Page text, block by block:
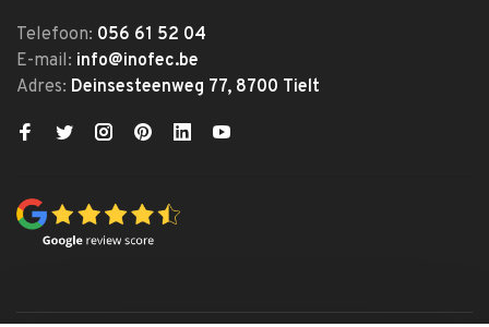
Telefoon: 056 61 52 04
E-mail: info@inofec.be
Adres: Deinsesteenweg 77, 8700 Tielt